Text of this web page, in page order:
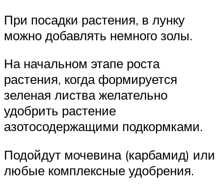
При посадки растения, в лунку
можно добавлять немного золы.
На начальном этапе роста
растения, когда формируется
зеленая листва желательно
удобрить растение
азотосодержащими подкормками.
Подойдут мочевина (карбамид) или
любые комплексные удобрения.